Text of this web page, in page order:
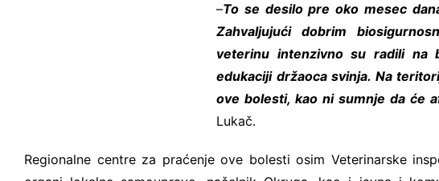
–To se desilo pre oko mesec
Zahvaljujući dobrim
veterinu intenzivno su radili na
edukaciji držaoca svinja. Na
ove bolesti, kao ni sumnje da će
Lukač.
Regionalne centre za praćenje ove bolesti osim Veterinarske